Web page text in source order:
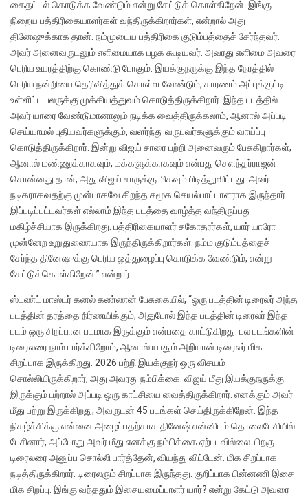
கைதட்டல் கொடுக்க வேண்டும் என்று கேட்டுக் கொள்கிறேன். இங்கு
நிறைய பத்திரிகையாளர்கள் வந்திருக்கிறார்கள், என்றால் அது
தினேஷுக்காக தான். நம்முடைய பத்திரிகை குடும்பத்தைச் சேர்ந்தவர்.
அவர் அனைவருடனும் எளிமையாக பழக கூடியவர். அவரது எளிமை அவரை
பெரிய உயரத்திற்கு கொண்டு போகும். இயக்குநருக்கு இந்த நேரத்தில்
பெரிய நன்றியை தெரிவித்துக் கொள்ள வேண்டும், காரணம் அப்புக்குட்டி
உள்ளிட்ட பலருக்கு முக்கியத்துவம் கொடுத்திருக்கிறார். இந்த படத்தில்
அவர் யாரை வேண்டுமானாலும் நடிக்க வைத்திருக்கலாம், ஆனால் அப்படி
செய்யாமல் புதியவர்களுக்கும், வளர்ந்து வருபவர்களுக்கும் வாய்ப்பு
கொடுத்திருக்கிறார். இன்று விஜய் சாரை பற்றி அனைவரும் பேசுகிறார்கள்,
ஆனால் மண்ணுக்காகவும், மக்களுக்காகவும் என்பது செளந்தர்ராஜன்
சொன்னது தான், அது விஜய் சாருக்கு மிகவும் பிடித்துவிட்டது. அவர்
நடிகராகவதற்கு முன்பாகவே சிறந்த சமூக செயல்பாட்டாளராக இருந்தார்.
இப்படிப்பட்டவர்கள் எல்லாம் இந்த படத்தை வாழ்த்த வந்திருப்பது
மகிழ்ச்சியாக இருக்கிறது. பத்திரிகையாளர் சகோதரர்கள், யார் யாரோ
முன்னேற உறுதுணையாக இருந்திருக்கிறார்கள். நம்ம குடும்பத்தைச்
சேர்ந்த தினேஷுக்கு பெரிய ஒத்துழைப்பு கொடுக்க வேண்டும், என்று
கேட்டுக்கொள்கிறேன்.” என்றார்.
ஸ்டண்ட் மாஸ்டர் கனல் கண்ணன் பேசுகையில், “ஒரு படத்தின் டிரைலர் அந்த
படத்தின் தரத்தை நிர்ணயிக்கும், அதுபோல் இந்த படத்தின் டிரைலர் இந்த
படம் ஒரு சிறப்பான படமாக இருக்கும் என்பதை காட்டுகிறது. பல படங்களின்
டிரைலரை நாம் பார்க்கிறோம், ஆனால் யாதும் அறியான் டிரைலர் மிக
சிறப்பாக இருக்கிறது. 2026 பற்றி இயக்குநர் ஒரு விசயம்
சொல்லியிருக்கிறார், அது அவரது நம்பிக்கை. விஜய் மீது இயக்குநருக்கு
இருக்கும் பற்றால் அப்படி ஒரு காட்சியை வைத்திருக்கிறார். எனக்கும் அவர்
மீது பற்று இருக்கிறது, அவருடன் 45 படங்கள் செய்திருக்கிறேன். இந்த
நிகழ்ச்சிக்கு என்னை அழைப்பதற்காக தினேஷ் என்னிடம் தொலைபேசியில்
பேசினார், அப்போது அவர் மீது எனக்கு நம்பிக்கை ஏற்படவில்லை. பிறகு
டிரைலரை அனுப்ப சொல்லி பார்த்தேன், வியந்து விட்டேன். மிக சிறப்பாக
நடித்திருக்கிறார். டிரைலரும் சிறப்பாக இருந்தது. குறிப்பாக பின்னணி இசை
மிக சிறப்பு. இங்கு வந்ததும் இசையமைப்பாளர் யார்? என்று கேட்டு அவரை